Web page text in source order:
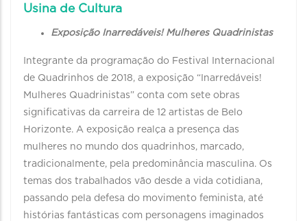
Usina de Cultura
Exposição Inarredáveis! Mulheres Quadrinistas
Integrante da programação do Festival Internacional
de Quadrinhos de 2018, a exposição “Inarredáveis!
Mulheres Quadrinistas” conta com sete obras
significativas da carreira de 12 artistas de Belo
Horizonte. A exposição realça a presença das
mulheres no mundo dos quadrinhos, marcado,
tradicionalmente, pela predominância masculina. Os
temas dos trabalhados vão desde a vida cotidiana,
passando pela defesa do movimento feminista, até
histórias fantásticas com personagens imaginados